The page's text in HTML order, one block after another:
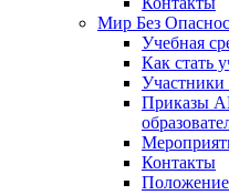
Мир Без
Учебная
Как стать
Участники
Приказы
Контакты